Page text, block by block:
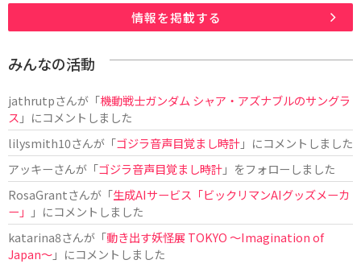
情報を掲載する
みんなの活動
jathrutpさんが「機動戦士ガンダム シャア・アズナブルのサングラ
ス 」にコメントしました
lilysmith10さんが「ゴジラ音声目覚まし時計」にコメントしました
アッキーさんが「ゴジラ音声目覚まし時計」をフォローしました
RosaGrantさんが「生成AIサービス「ビックリマンAIグッズメーカ
ー」
」にコメントしました
katarina8さんが「動き出す妖怪展 TOKYO 〜Imagination of
Japan〜」にコメントしました